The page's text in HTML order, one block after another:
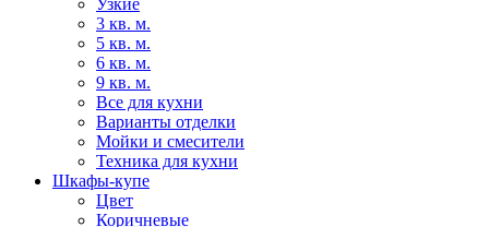
Узкие
3 кв. м.
5 кв. м.
6 кв. м.
9 кв. м.
Все для кухни
Варианты отделки
Мойки и смесители
Техника для кухни
Шкафы-купе
Цвет
Коричневые